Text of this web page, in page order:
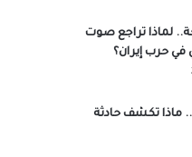
لماذا تراجع صوت
في حرب إيران؟
ماذا تكشف حادثة